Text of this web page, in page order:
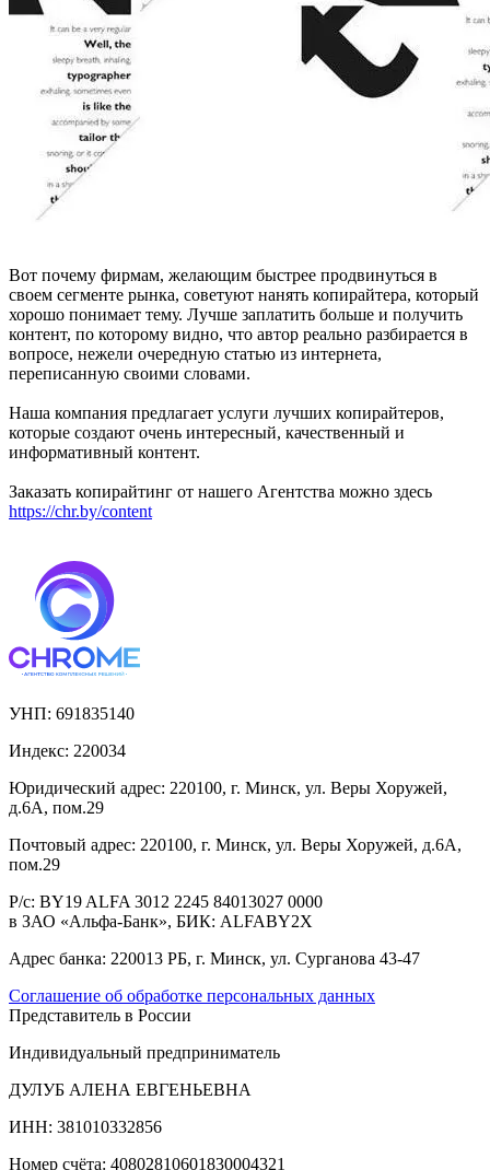
Вот почему фирмам, желающим быстрее продвинуться в
своем сегменте рынка, советуют нанять копирайтера, который
хорошо понимает тему. Лучше заплатить больше и получить
контент, по которому видно, что автор реально разбирается в
вопросе, нежели очередную статью из интернета,
переписанную своими словами.
Наша компания предлагает услуги лучших копирайтеров,
которые создают очень интересный, качественный и
информативный контент.
Заказать копирайтинг от нашего Агентства можно здесь
https://chr.by/content
УНП: 691835140
Индекс: 220034
Юридический адрес: 220100, г. Минск, ул. Веры Хоружей,
д.6А, пом.29
Почтовый адрес: 220100, г. Минск, ул. Веры Хоружей, д.6А,
пом.29
Р/с: BY19 ALFA 3012 2245 84013027 0000
в ЗАО «Альфа-Банк», БИК: ALFABY2X
Адрес банка: 220013 РБ, г. Минск, ул. Сурганова 43-47
Соглашение об обработке персональных данных
Представитель в России
Индивидуальный предприниматель
ДУЛУБ АЛЕНА ЕВГЕНЬЕВНА
ИНН: 381010332856
Номер счёта: 40802810601830004321